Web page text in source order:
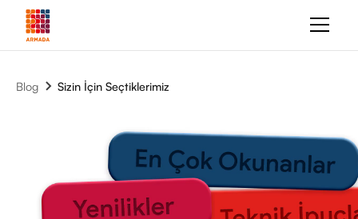
Blog Sizin İçin Seçtiklerimiz